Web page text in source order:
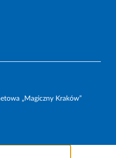
„Magiczny Kraków”